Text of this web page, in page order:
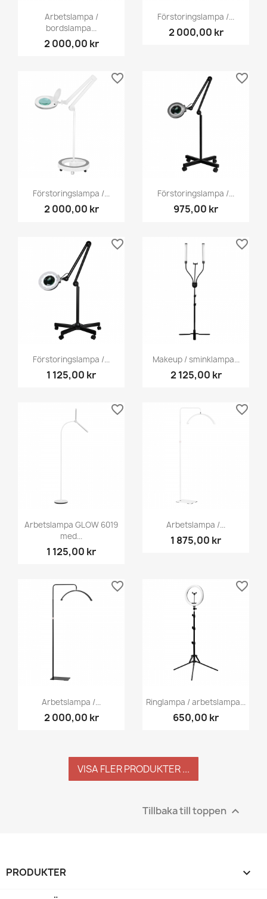
Arbetslampa /
bordslampa...
2 000,00 kr
Förstoringslampa /...
2 000,00 kr
Förstoringslampa /...
2 000,00 kr
favorite_border
Förstoringslampa /...
975,00 kr
favorite_border
Förstoringslampa /...
1 125,00 kr
favorite_border
Makeup / sminklampa...
2 125,00 kr
favorite_border
Arbetslampa GLOW 6019
med...
1 125,00 kr
favorite_border
Arbetslampa /...
1 875,00 kr
favorite_border
Arbetslampa /...
2 000,00 kr
favorite_border
Ringlampa / arbetslampa...
650,00 kr
favorite_border
VISA FLER PRODUKTER ...
Tillbaka till toppen 
PRODUKTER 